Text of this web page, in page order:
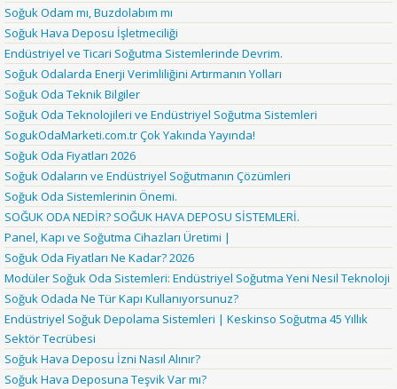
Soğuk Odam mı, Buzdolabım mı
Soğuk Hava Deposu İşletmeciliği
Endüstriyel ve Ticari Soğutma Sistemlerinde Devrim.
Soğuk Odalarda Enerji Verimliliğini Artırmanın Yolları
Soğuk Oda Teknik Bilgiler
Soğuk Oda Teknolojileri ve Endüstriyel Soğutma Sistemleri
SogukOdaMarketi.com.tr Çok Yakında Yayında!
Soğuk Oda Fiyatları 2026
Soğuk Odaların ve Endüstriyel Soğutmanın Çözümleri
Soğuk Oda Sistemlerinin Önemi.
SOĞUK ODA NEDİR? SOĞUK HAVA DEPOSU SİSTEMLERİ.
Panel, Kapı ve Soğutma Cihazları Üretimi |
Soğuk Oda Fiyatları Ne Kadar? 2026
Modüler Soğuk Oda Sistemleri: Endüstriyel Soğutma Yeni Nesil Teknoloji
Soğuk Odada Ne Tür Kapı Kullanıyorsunuz?
Endüstriyel Soğuk Depolama Sistemleri | Keskinso Soğutma 45 Yıllık
Sektör Tecrübesi
Soğuk Hava Deposu İzni Nasıl Alınır?
Soğuk Hava Deposuna Teşvik Var mı?